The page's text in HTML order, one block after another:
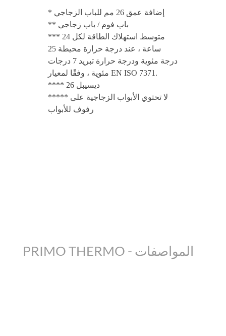
* إضافة عمق 26 مم للباب الزجاجي
** باب فوم / باب زجاجي
*** متوسط استهلاك الطاقة لكل 24
ساعة ، عند درجة حرارة محيطة 25
درجة مئوية ودرجة حرارة تبريد 7 درجات
مئوية ، وفقًا لمعيار EN ISO 7371.
**** 26 ديسيبل
***** لا تحتوي الأبواب الزجاجية على
رفوف للأبواب
PRIMO THERMO - المواصفات